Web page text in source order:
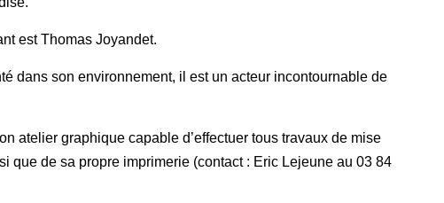
est Thomas Joyandet.
dans son environnement, il est un acteur incontournable de
atelier graphique capable d’effectuer tous travaux de mise
que de sa propre imprimerie (contact : Eric Lejeune au 03 84